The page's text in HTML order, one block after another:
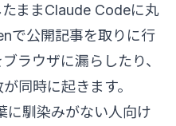
ままClaude Codeに丸
で公開記事を取りに行
ラウザに漏らしたり、
同時に起きます。
に馴染みがない人向け